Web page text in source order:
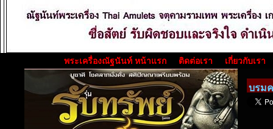
พระเครื่องณัฐนันท์ หน้าแรก ติดต่อเรา เกี่ยวกับเรา
บรม